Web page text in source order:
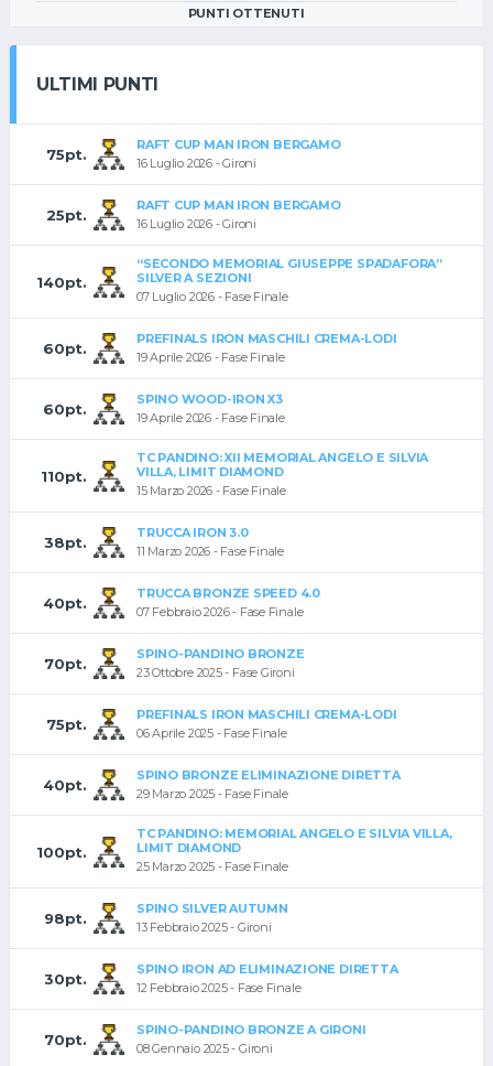
PUNTI OTTENUTI
ULTIMI PUNTI
75pt.
RAFT CUP MAN IRON BERGAMO
16 Luglio 2026 - Gironi
25pt.
RAFT CUP MAN IRON BERGAMO
16 Luglio 2026 - Gironi
140pt.
“SECONDO MEMORIAL GIUSEPPE SPADAFORA”
SILVER A SEZIONI
07 Luglio 2026 - Fase Finale
60pt.
PREFINALS IRON MASCHILI CREMA-LODI
19 Aprile 2026 - Fase Finale
60pt.
SPINO WOOD-IRON X3
19 Aprile 2026 - Fase Finale
110pt.
TC PANDINO: XII MEMORIAL ANGELO E SILVIA
VILLA, LIMIT DIAMOND
15 Marzo 2026 - Fase Finale
38pt.
TRUCCA IRON 3.0
11 Marzo 2026 - Fase Finale
40pt.
TRUCCA BRONZE SPEED 4.0
07 Febbraio 2026 - Fase Finale
70pt.
SPINO-PANDINO BRONZE
23 Ottobre 2025 - Fase Gironi
75pt.
PREFINALS IRON MASCHILI CREMA-LODI
06 Aprile 2025 - Fase Finale
40pt.
SPINO BRONZE ELIMINAZIONE DIRETTA
29 Marzo 2025 - Fase Finale
100pt.
TC PANDINO: MEMORIAL ANGELO E SILVIA VILLA,
LIMIT DIAMOND
25 Marzo 2025 - Fase Finale
98pt.
SPINO SILVER AUTUMN
13 Febbraio 2025 - Gironi
30pt.
SPINO IRON AD ELIMINAZIONE DIRETTA
12 Febbraio 2025 - Fase Finale
70pt.
SPINO-PANDINO BRONZE A GIRONI
08 Gennaio 2025 - Gironi